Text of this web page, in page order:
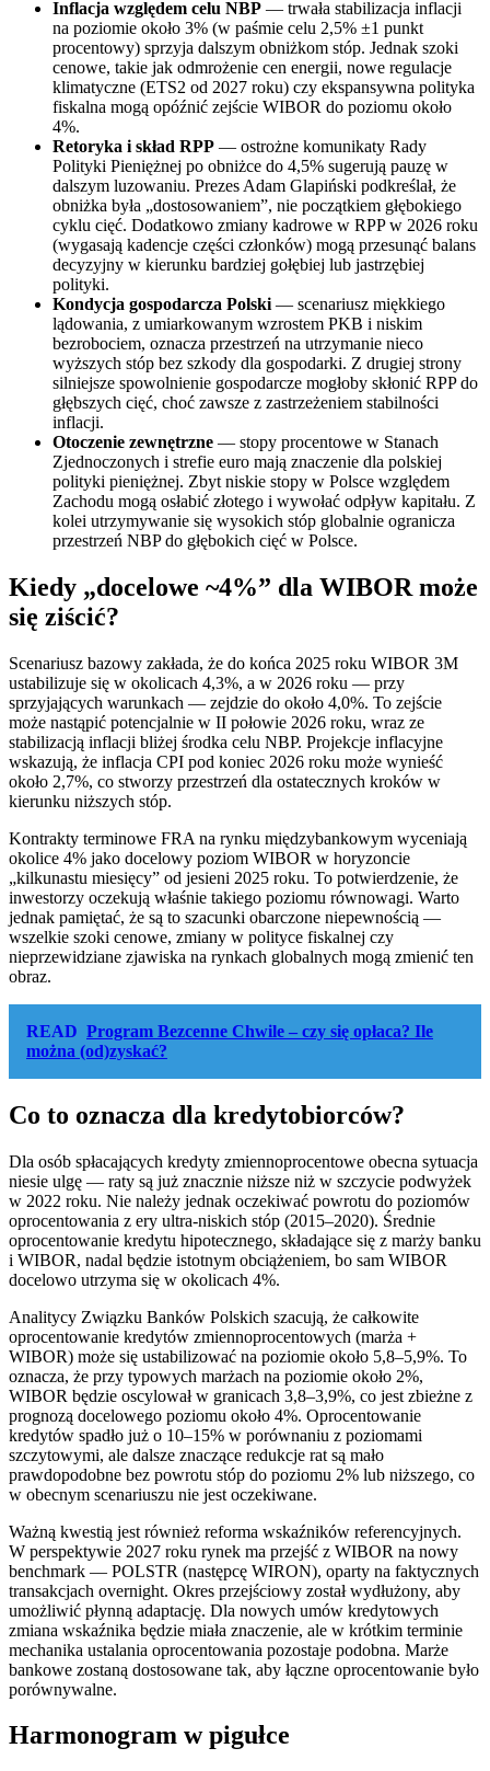
Inflacja względem celu NBP — trwała stabilizacja inflacji
na poziomie około 3% (w paśmie celu 2,5% ±1 punkt
procentowy) sprzyja dalszym obniżkom stóp. Jednak szoki
cenowe, takie jak odmrożenie cen energii, nowe regulacje
klimatyczne (ETS2 od 2027 roku) czy ekspansywna polityka
fiskalna mogą opóźnić zejście WIBOR do poziomu około
4%.
Retoryka i skład RPP — ostrożne komunikaty Rady
Polityki Pieniężnej po obniżce do 4,5% sugerują pauzę w
dalszym luzowaniu. Prezes Adam Glapiński podkreślał, że
obniżka była „dostosowaniem”, nie początkiem głębokiego
cyklu cięć. Dodatkowo zmiany kadrowe w RPP w 2026 roku
(wygasają kadencje części członków) mogą przesunąć balans
decyzyjny w kierunku bardziej gołębiej lub jastrzębiej
polityki.
Kondycja gospodarcza Polski — scenariusz miękkiego
lądowania, z umiarkowanym wzrostem PKB i niskim
bezrobociem, oznacza przestrzeń na utrzymanie nieco
wyższych stóp bez szkody dla gospodarki. Z drugiej strony
silniejsze spowolnienie gospodarcze mogłoby skłonić RPP do
głębszych cięć, choć zawsze z zastrzeżeniem stabilności
inflacji.
Otoczenie zewnętrzne — stopy procentowe w Stanach
Zjednoczonych i strefie euro mają znaczenie dla polskiej
polityki pieniężnej. Zbyt niskie stopy w Polsce względem
Zachodu mogą osłabić złotego i wywołać odpływ kapitału. Z
kolei utrzymywanie się wysokich stóp globalnie ogranicza
przestrzeń NBP do głębokich cięć w Polsce.
Kiedy „docelowe ~4%” dla WIBOR może
się ziścić?
Scenariusz bazowy zakłada, że do końca 2025 roku WIBOR 3M
ustabilizuje się w okolicach 4,3%, a w 2026 roku — przy
sprzyjających warunkach — zejdzie do około 4,0%. To zejście
może nastąpić potencjalnie w II połowie 2026 roku, wraz ze
stabilizacją inflacji bliżej środka celu NBP. Projekcje inflacyjne
wskazują, że inflacja CPI pod koniec 2026 roku może wynieść
około 2,7%, co stworzy przestrzeń dla ostatecznych kroków w
kierunku niższych stóp.
Kontrakty terminowe FRA na rynku międzybankowym wyceniają
okolice 4% jako docelowy poziom WIBOR w horyzoncie
„kilkunastu miesięcy” od jesieni 2025 roku. To potwierdzenie, że
inwestorzy oczekują właśnie takiego poziomu równowagi. Warto
jednak pamiętać, że są to szacunki obarczone niepewnością —
wszelkie szoki cenowe, zmiany w polityce fiskalnej czy
nieprzewidziane zjawiska na rynkach globalnych mogą zmienić ten
obraz.
READ Program Bezcenne Chwile – czy się opłaca? Ile
można (od)zyskać?
Co to oznacza dla kredytobiorców?
Dla osób spłacających kredyty zmiennoprocentowe obecna sytuacja
niesie ulgę — raty są już znacznie niższe niż w szczycie podwyżek
w 2022 roku. Nie należy jednak oczekiwać powrotu do poziomów
oprocentowania z ery ultra-niskich stóp (2015–2020). Średnie
oprocentowanie kredytu hipotecznego, składające się z marży banku
i WIBOR, nadal będzie istotnym obciążeniem, bo sam WIBOR
docelowo utrzyma się w okolicach 4%.
Analitycy Związku Banków Polskich szacują, że całkowite
oprocentowanie kredytów zmiennoprocentowych (marża +
WIBOR) może się ustabilizować na poziomie około 5,8–5,9%. To
oznacza, że przy typowych marżach na poziomie około 2%,
WIBOR będzie oscylował w granicach 3,8–3,9%, co jest zbieżne z
prognozą docelowego poziomu około 4%. Oprocentowanie
kredytów spadło już o 10–15% w porównaniu z poziomami
szczytowymi, ale dalsze znaczące redukcje rat są mało
prawdopodobne bez powrotu stóp do poziomu 2% lub niższego, co
w obecnym scenariuszu nie jest oczekiwane.
Ważną kwestią jest również reforma wskaźników referencyjnych.
W perspektywie 2027 roku rynek ma przejść z WIBOR na nowy
benchmark — POLSTR (następcę WIRON), oparty na faktycznych
transakcjach overnight. Okres przejściowy został wydłużony, aby
umożliwić płynną adaptację. Dla nowych umów kredytowych
zmiana wskaźnika będzie miała znaczenie, ale w krótkim terminie
mechanika ustalania oprocentowania pozostaje podobna. Marże
bankowe zostaną dostosowane tak, aby łączne oprocentowanie było
porównywalne.
Harmonogram w pigułce